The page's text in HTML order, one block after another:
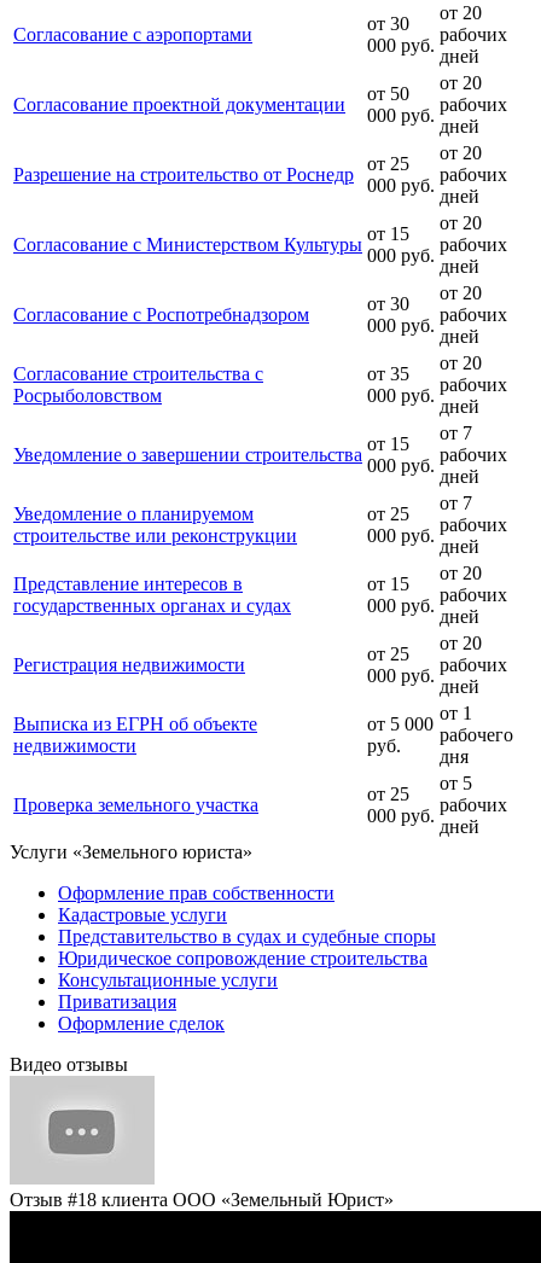
Согласование с аэропортами
от 30
000 руб.
от 20
рабочих
дней
Согласование проектной документации
от 50
000 руб.
от 20
рабочих
дней
Разрешение на строительство от Роснедр
от 25
000 руб.
от 20
рабочих
дней
Согласование с Министерством Культуры
от 15
000 руб.
от 20
рабочих
дней
Согласование с Роспотребнадзором
от 30
000 руб.
от 20
рабочих
дней
Согласование строительства с
Росрыболовством
от 35
000 руб.
от 20
рабочих
дней
Уведомление о завершении строительства
от 15
000 руб.
от 7
рабочих
дней
Уведомление о планируемом
строительстве или реконструкции
от 25
000 руб.
от 7
рабочих
дней
Представление интересов в
государственных органах и судах
от 15
000 руб.
от 20
рабочих
дней
Регистрация недвижимости
от 25
000 руб.
от 20
рабочих
дней
Выписка из ЕГРН об объекте
недвижимости
от 5 000
руб.
от 1
рабочего
дня
Проверка земельного участка
от 25
000 руб.
от 5
рабочих
дней
Услуги «Земельного юриста»
Оформление прав собственности
Кадастровые услуги
Представительство в судах и судебные споры
Юридическое сопровождение строительства
Консультационные услуги
Приватизация
Оформление сделок
Видео отзывы
Отзыв #18 клиента ООО «Земельный Юрист»